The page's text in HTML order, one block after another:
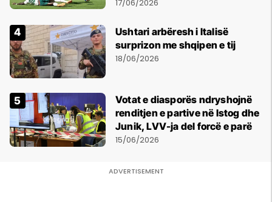
17/06/2026
Ushtari arbëresh i Italisë
surprizon me shqipen e tij
18/06/2026
Votat e diasporës ndryshojnë
renditjen e partive në Istog dhe
Junik, LVV-ja del forcë e parë
15/06/2026